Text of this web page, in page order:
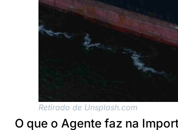
Retirado de Unsplash.com
O que o Agente faz na